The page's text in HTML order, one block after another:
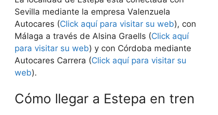
Sevilla mediante la empresa Valenzuela
Autocares (Click aquí para visitar su web), con
Málaga a través de Alsina Graells (Click aquí
para visitar su web) y con Córdoba mediante
Autocares Carrera (Click aquí para visitar su
web).
Cómo llegar a Estepa en tren